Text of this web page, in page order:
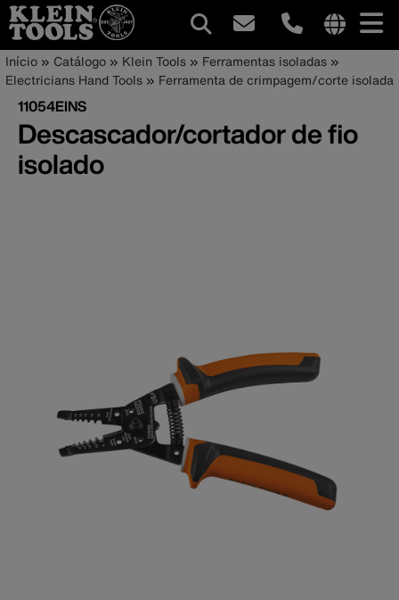
Pular
para
conteúdo
principal
site
links
Navegação
principal
Trilha
de
navegação
Início Catálogo Klein Tools
Ferramentas isoladas
Electricians Hand Tools
Ferramenta de crimpagem/corte isolada
11054EINS
Descascador/cortador de fio
isolado